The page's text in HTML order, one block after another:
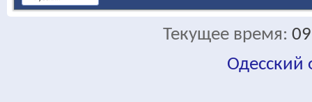
Текущее время:
Одесский